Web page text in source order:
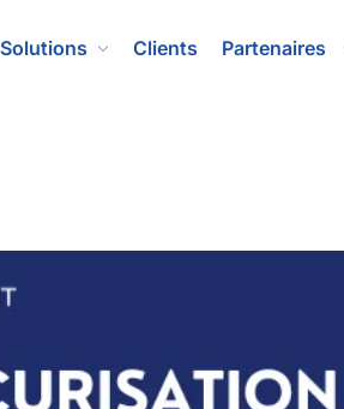
Solutions Clients Partenaires